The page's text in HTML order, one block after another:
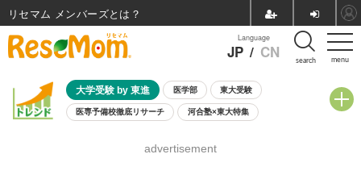
menu
Language
JP / CN search
大学受験 by 東進 医学部 東大受験
医専予備校徹底リサーチ 河合塾×東大特集
8月開催学校説明会・相談会
advertisement
リセマム メンバーズ